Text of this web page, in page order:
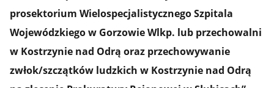
prosektorium Wielospecjalistycznego Szpitala
Wojewódzkiego w Gorzowie Wlkp. lub przechowalni
w Kostrzynie nad Odrą oraz przechowywanie
zwłok/szczątków ludzkich w Kostrzynie nad Odrą